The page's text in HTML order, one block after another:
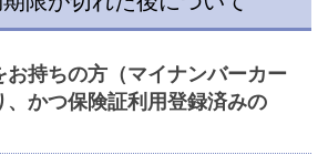
お持ちの方（マイナンバーカー
、かつ保険証利用登録済みの